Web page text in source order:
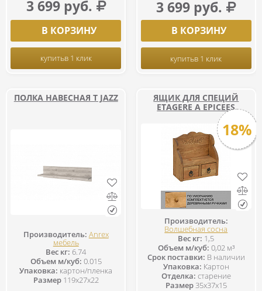
3 699 руб.
В КОРЗИНУ
купитьв 1 клик
3 699 руб.
В КОРЗИНУ
купитьв 1 клик
ПОЛКА НАВЕСНАЯ Т JAZZ
Производитель: Anrex
мебель
Вес кг: 6.74
Объем м/куб: 0.015
Упаковка: картон/пленка
Размер119x27x22
ЯЩИК ДЛЯ СПЕЦИЙ
ETAGERE A EPICEES
18%
Производитель:
Волшебная сосна
Вес кг: 1,5
Объем м/куб: 0,02 м³
Срок поставки: В наличии
Упаковка: Картон
Отделка: старение
Размер35x37x15